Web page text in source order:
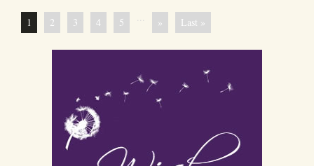
1 2 3 4 5 ... » Last »